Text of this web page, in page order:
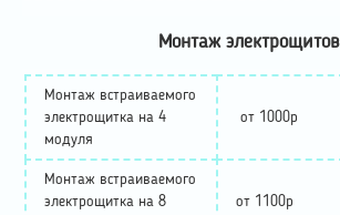
Монтаж электрощитов
Монтаж встраиваемого
электрощитка на 4
модуля
от 1000р
Монтаж встраиваемого
электрощитка на 8
от 1100р